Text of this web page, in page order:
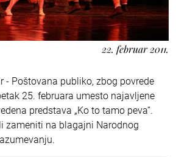
22. februar 2011.
- Poštovana publiko, zbog povrede
25. februara umesto najavljene
predstava „Ko to tamo peva“.
zameniti na blagajni Narodnog